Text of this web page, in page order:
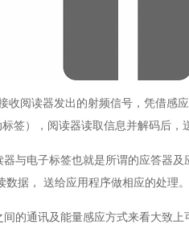
收阅读器发出的射频信号，凭借感
标签），阅读器读取信息并解码后，
器与电子标签也就是所谓的应答器
数据， 送给应用程序做相应的处理。
的通讯及能量感应方式来看大致